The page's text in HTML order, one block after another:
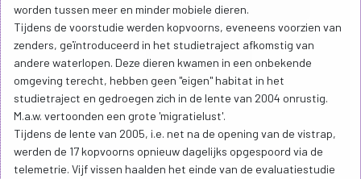
worden tussen meer en minder mobiele dieren.
Tijdens de voorstudie werden kopvoorns, eveneens voorzien van
zenders, geïntroduceerd in het studietraject afkomstig van
andere waterlopen. Deze dieren kwamen in een onbekende
omgeving terecht, hebben geen "eigen" habitat in het
studietraject en gedroegen zich in de lente van 2004 onrustig.
M.a.w. vertoonden een grote 'migratielust'.
Tijdens de lente van 2005, i.e. net na de opening van de vistrap,
werden de 17 kopvoorns opnieuw dagelijks opgespoord via de
telemetrie. Vijf vissen haalden het einde van de evaluatiestudie